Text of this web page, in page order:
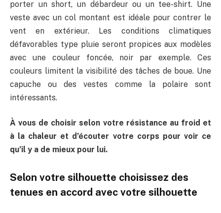
porter un short, un débardeur ou un tee-shirt. Une
veste avec un col montant est idéale pour contrer le
vent en extérieur. Les conditions climatiques
défavorables type pluie seront propices aux modèles
avec une couleur foncée, noir par exemple. Ces
couleurs limitent la visibilité des tâches de boue. Une
capuche ou des vestes comme la polaire sont
intéressants.
À vous de choisir selon votre résistance au froid et
à la chaleur et d’écouter votre corps pour voir ce
qu’il y a de mieux pour lui.
Selon votre silhouette choisissez des
tenues en accord avec votre silhouette